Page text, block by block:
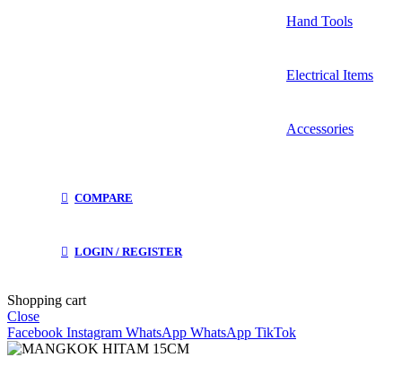
Hand Tools
Electrical Items
Accessories
COMPARE
LOGIN / REGISTER
Shopping cart
Close
Facebook Instagram WhatsApp WhatsApp TikTok